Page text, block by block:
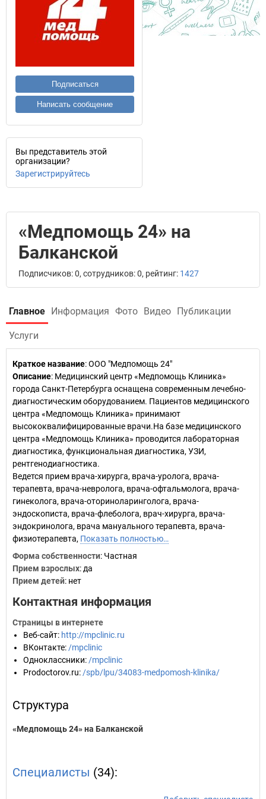
Подписаться
Написать сообщение
Вы представитель этой
организации?
Зарегистрируйтесь
«Медпомощь 24» на
Балканской
Подписчиков: 0, сотрудников: 0, рейтинг: 1427
Главное Информация Фото Видео Публикации
Услуги
Краткое название:ООО "Медпомощь 24"
Описание: Медицинский центр «Медпомощь Клиника»
города Санкт-Петербурга оснащена современным лечебно-
диагностическим оборудованием. Пациентов медицинского
центра «Медпомощь Клиника» принимают
высококвалифицированные врачи.На базе медицинского
центра «Медпомощь Клиника» проводится лабораторная
диагностика, функциональная диагностика, УЗИ,
рентгенодиагностика.
Ведется прием врача-хирурга, врача-уролога, врача-
терапевта, врача-невролога, врача-офтальмолога, врача-
гинеколога, врача-оториноларинголога, врача-
эндоскописта, врача-флеболога, врач-хирурга, врача-
эндокринолога, врача мануального терапевта, врача-
физиотерапевта, Показать полностью…
Форма собственности: Частная
Прием взрослых: да
Прием детей: нет
Контактная информация
Страницы в интернете
Веб-сайт: http://mpclinic.ru
ВКонтакте: /mpclinic
Одноклассники: /mpclinic
Prodoctorov.ru: /spb/lpu/34083-medpomosh-klinika/
Структура
«Медпомощь 24» на Балканской
Специалисты (34):